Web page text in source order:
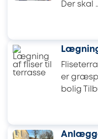
Der skal
er
bolig